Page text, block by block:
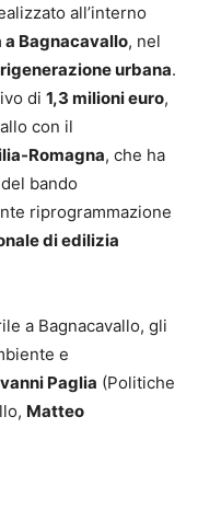
all’interno
Bagnacavallo, nel
rigenerazione urbana.
di 1,3 milioni euro,
con il
Romagna, che ha
bando
riprogrammazione
di edilizia
a Bagnacavallo, gli
e
Paglia (Politiche
Matteo